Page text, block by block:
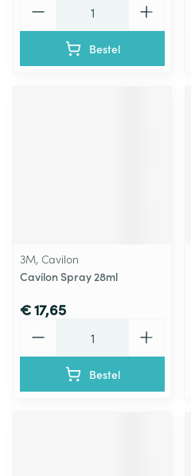
Bestel
3M, Cavilon
Cavilon Spray 28ml
€ 17,65
Bestel